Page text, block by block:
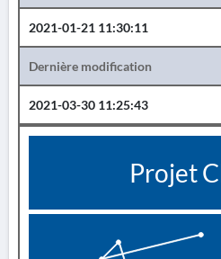
2021-01-21 11:30:11
Dernière modification
2021-03-30 11:25:43
Projet